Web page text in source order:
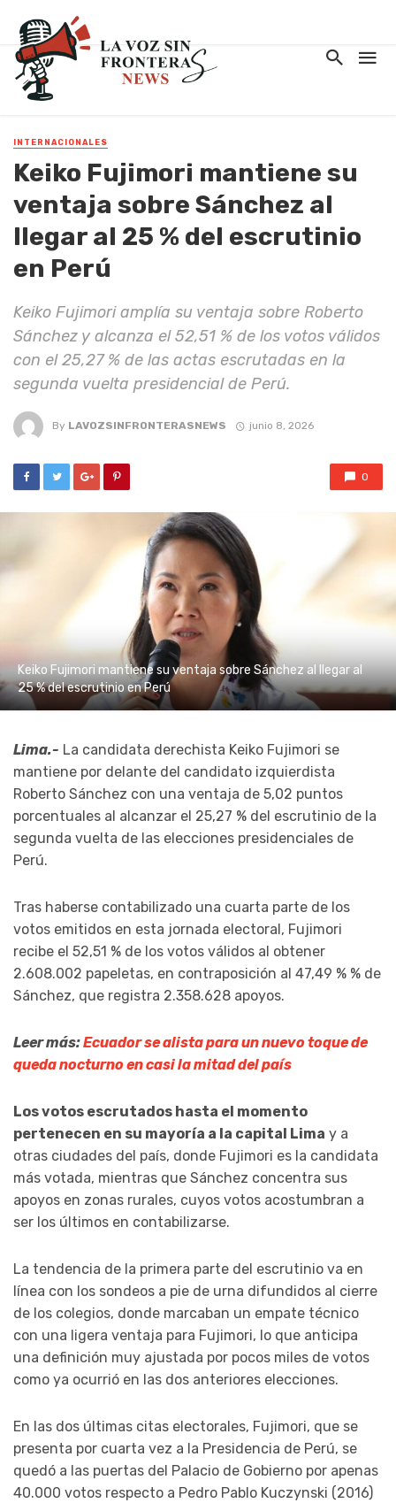
INTERNACIONALES
Keiko Fujimori mantiene su
ventaja sobre Sánchez al
llegar al 25 % del escrutinio
en Perú
Keiko Fujimori amplía su ventaja sobre Roberto
Sánchez y alcanza el 52,51 % de los votos válidos
con el 25,27 % de las actas escrutadas en la
segunda vuelta presidencial de Perú.
By LAVOZSINFRONTERASNEWS junio 8, 2026
0
Keiko Fujimori mantiene su ventaja sobre Sánchez al llegar al
25 % del escrutinio en Perú
Lima.- La candidata derechista Keiko Fujimori se
mantiene por delante del candidato izquierdista
Roberto Sánchez con una ventaja de 5,02 puntos
porcentuales al alcanzar el 25,27 % del escrutinio de la
segunda vuelta de las elecciones presidenciales de
Perú.
Tras haberse contabilizado una cuarta parte de los
votos emitidos en esta jornada electoral, Fujimori
recibe el 52,51 % de los votos válidos al obtener
2.608.002 papeletas, en contraposición al 47,49 % % de
Sánchez, que registra 2.358.628 apoyos.
Leer más:Ecuador se alista para un nuevo toque de
queda nocturno en casi la mitad del país
Los votos escrutados hasta el momento
pertenecen en su mayoría a la capital Lima y a
otras ciudades del país, donde Fujimori es la candidata
más votada, mientras que Sánchez concentra sus
apoyos en zonas rurales, cuyos votos acostumbran a
ser los últimos en contabilizarse.
La tendencia de la primera parte del escrutinio va en
línea con los sondeos a pie de urna difundidos al cierre
de los colegios, donde marcaban un empate técnico
con una ligera ventaja para Fujimori, lo que anticipa
una definición muy ajustada por pocos miles de votos
como ya ocurrió en las dos anteriores elecciones.
En las dos últimas citas electorales, Fujimori, que se
presenta por cuarta vez a la Presidencia de Perú, se
quedó a las puertas del Palacio de Gobierno por apenas
40.000 votos respecto a Pedro Pablo Kuczynski (2016)